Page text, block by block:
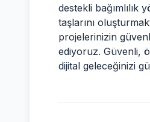
destekli
taşlarını
projelerinizin
ediyoruz. Güvenli,
dijital geleceğinizi